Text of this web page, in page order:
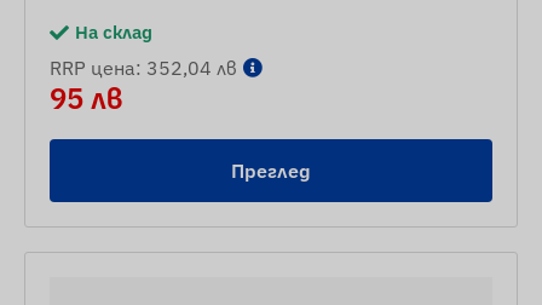
На склад
RRP цена: 352,04 лв
95 лв
Преглед